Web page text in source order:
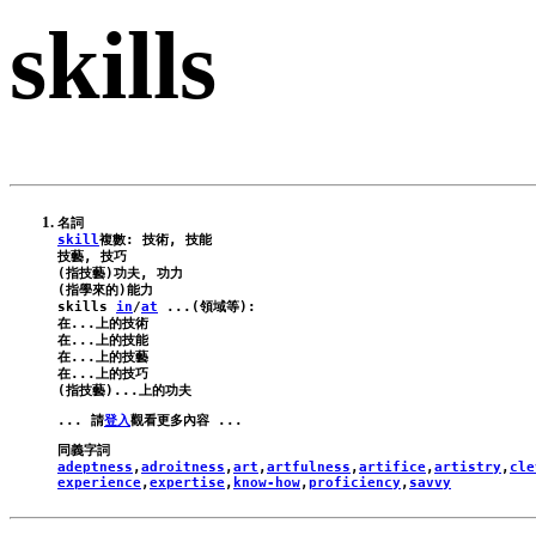
skills
skill複數: 技術, 技能
技藝, 技巧
(指技藝)功夫, 功力
skills
in/at ...(領域等):
在...上的技術
在...上的技能
在...上的技藝
在...上的技巧
... 請登入
adeptness ,adroitness ,art ,artfulness ,artifice,artistry,
experience,expertise, know-how,proficiency, savvy